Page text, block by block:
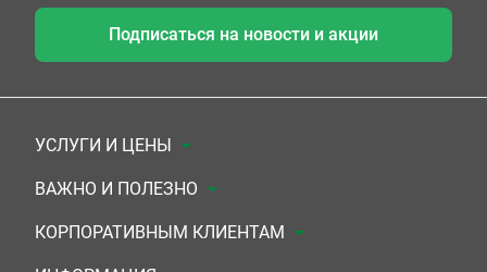
Подписаться на новости и акции
УСЛУГИ И ЦЕНЫ
Анализы
Комплексы
ВАЖНО И ПОЛЕЗНО
Документы для заключения договора
КОРПОРАТИВНЫМ КЛИЕНТАМ